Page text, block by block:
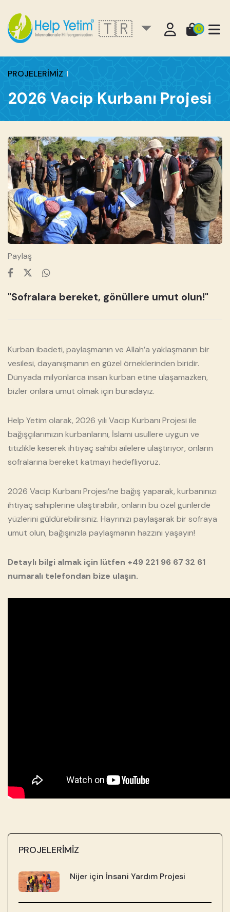
🇹🇷 0
PROJELERİMİZ
2026 Vacip Kurbanı Projesi
Paylaş
"Sofralara bereket, gönüllere umut olun!"
Kurban ibadeti, paylaşmanın ve Allah’a yaklaşmanın bir
vesilesi, dayanışmanın en güzel örneklerinden biridir.
Dünyada milyonlarca insan kurban etine ulaşamazken,
bizler onlara umut olmak için buradayız.
Help Yetim olarak, 2026 yılı Vacip Kurbanı Projesi ile
bağışçılarımızın kurbanlarını, İslami usullere uygun ve
titizlikle keserek ihtiyaç sahibi ailelere ulaştırıyor, onların
sofralarına bereket katmayı hedefliyoruz.
2026 Vacip Kurbanı Projesi’ne bağış yaparak, kurbanınızı
ihtiyaç sahiplerine ulaştırabilir, onların bu özel günlerde
yüzlerini güldürebilirsiniz. Hayrınızı paylaşarak bir sofraya
umut olun, bağışınızla paylaşmanın hazzını yaşayın!
Detaylı bilgi almak için lütfen +49 221 96 67 32 61
numaralı telefondan bize ulaşın.
PROJELERİMİZ
Nijer için İnsani Yardım Projesi